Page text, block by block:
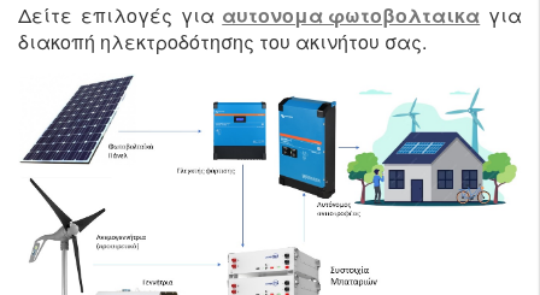
Δείτε επιλογές για αυτονομα φωτοβολταικα για
διακοπή ηλεκτροδότησης του ακινήτου σας.